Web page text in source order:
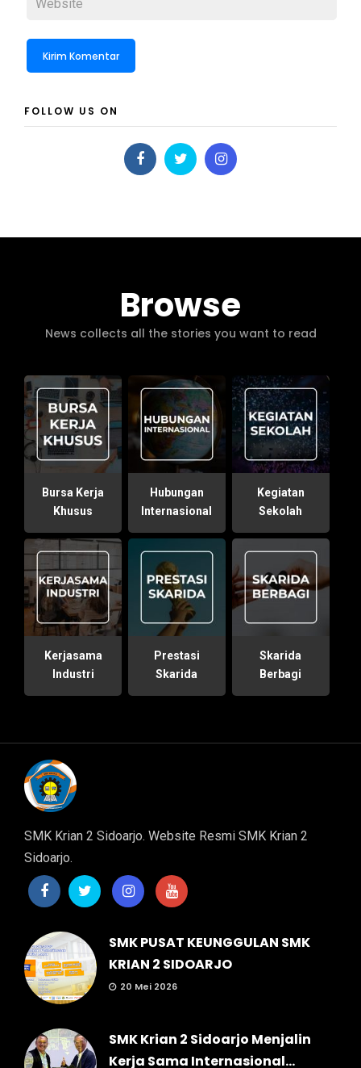
FOLLOW US ON
Browse
News collects all the stories you want to read
Bursa Kerja
Khusus
Hubungan
Internasional
Kegiatan
Sekolah
Kerjasama
Industri
Prestasi
Skarida
Skarida
Berbagi
SMK Krian 2 Sidoarjo. Website Resmi SMK Krian 2
Sidoarjo.
SMK PUSAT KEUNGGULAN SMK
KRIAN 2 SIDOARJO
20 Mei 2026
SMK Krian 2 Sidoarjo Menjalin
Kerja Sama Internasional...